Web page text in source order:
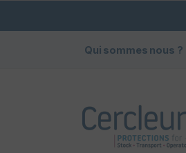
Qui sommes nous ?